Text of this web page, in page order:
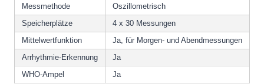
Messmethode
Oszillometrisch
Speicherplätze
4 x 30 Messungen
Mittelwertfunktion
Ja, für Morgen- und Abendmessungen
Arrhythmie-Erkennung
Ja
WHO-Ampel
Ja